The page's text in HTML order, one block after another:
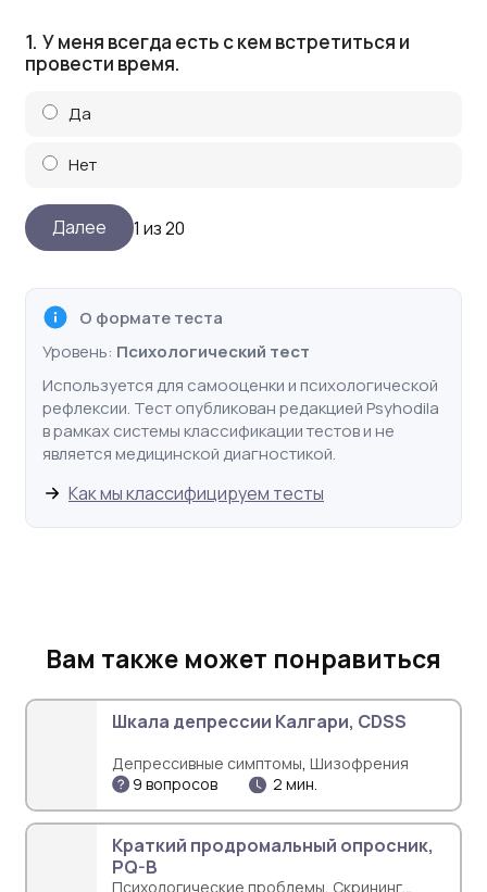
1. У меня всегда есть с кем встретиться и
провести время.
Да
Нет
1 из 20
О формате теста
Уровень: Психологический тест
Используется для самооценки и психологической
рефлексии. Тест опубликован редакцией Psyhodila
в рамках системы классификации тестов и не
является медицинской диагностикой.
Как мы классифицируем тесты
Вам также может понравиться
Шкала депрессии Калгари, CDSS
Депрессивные симптомы, Шизофрения
9 вопросов
2 мин.
Краткий продромальный опросник,
PQ-B
Психологические проблемы, Скрининг